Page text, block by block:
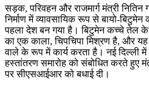
सड़क, परिवहन और राजमार्ग मंत्री
निर्माण में व्यावसायिक रूप से बायो-
पहला देश बन गया है। बिटुमेन कच्चे तेल के
का एक काला, चिपचिपा मिश्रण है, और यह
वाले के रूप में कार्य करता है। नई दिल्ली में
हस्तांतरण समारोह को संबोधित करते हुए
पर सीएसआईआर को बधाई दी।